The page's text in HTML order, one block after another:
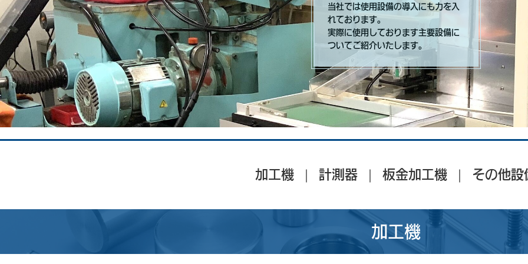
当社では使用設備の導入にも力を入
れております。
実際に使用しております主要設備に
ついてご紹介いたします。
加工機 計測器 板金加工機 その他設
加工機